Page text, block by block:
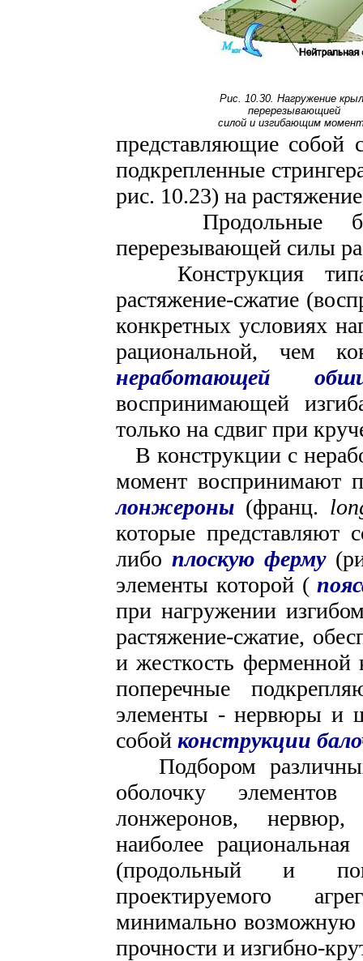
Рис. 10.30. Нагружение
перерезывающией
силой и изгибающим
представляющие собой
подкрепленные
рис. 10.23) на
Продольные
перерезывающей силы
Конструкция
растяжение-сжатие
конкретных условиях
рациональной, чем
неработающей
воспринимающей
только на сдвиг при
В конструкции с
момент воспринимают
лонжероны (франц.
которые представляют
либо плоскую ферму
элементы которой (
при нагружении
растяжение-сжатие,
и жесткость
поперечные
элементы - нервюры и
собой конструкции
Подбором
оболочку
лонжеронов,
наиболее рациональная
(продольный и
проектируемого
минимально возможную
прочности и изгибно-